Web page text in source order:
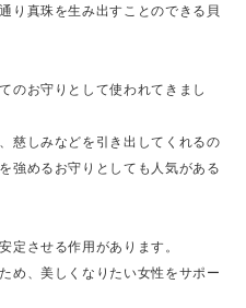
り真珠を生み出すことのできる貝
のお守りとして使われてきまし
慈しみなどを引き出してくれるの
強めるお守りとしても人気がある
定させる作用があります。
め、美しくなりたい女性をサポー